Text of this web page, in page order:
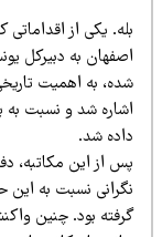
یکی از اقداماتی که
به دبیرکل یونسکو
به اهمیت تاریخی
شد و نسبت به
شد.
از این مکاتبه، دفتر
نسبت به این
بود. چنین